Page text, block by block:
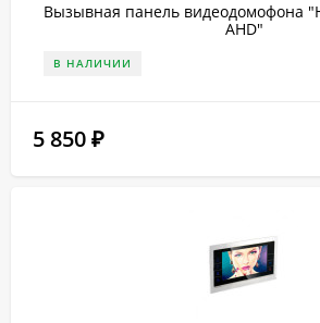
Вызывная панель видеодомофона
AHD"
В НАЛИЧИИ
5 850 ₽